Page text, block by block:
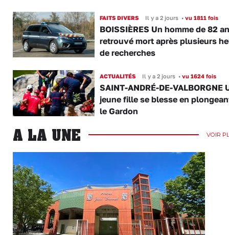
FAITS DIVERS Il y a 2 jours •vu 1811 fois
BOISSIÈRES Un homme de 82
retrouvé mort après plusieurs
de recherches
ACTUALITÉS Il y a 2 jours •vu 1624 fois
SAINT-ANDRÉ-DE-VALBORGNE
jeune fille se blesse en
le Gardon
A LA UNE VOIR